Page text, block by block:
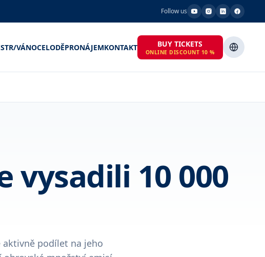
Follow us
VÁNOCELODĚPRONÁJEMKONTAKT BUY TICKETS
ONLINE DISCOUNT 10 %
vysadili 10 000
aktivně podílet na jeho